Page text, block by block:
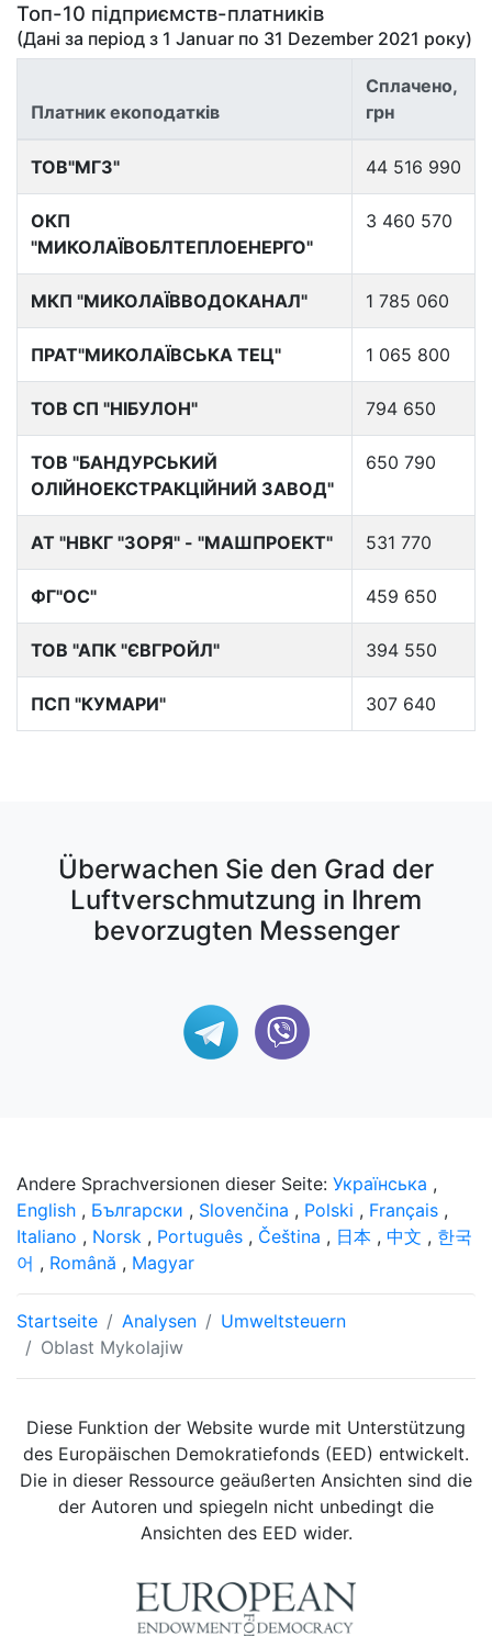
Startseite Analysen
Umweltsteuern
Oblast Mykolajiw
Топ-10 підприємств-платників
(Дані за період з 1 Januar по 31 Dezember 2021 року)
Платник екоподатків
Сплачено,
грн
ТОВ"МГЗ" 44 516 990
ОКП
"МИКОЛАЇВОБЛТЕПЛОЕНЕРГО"
3 460 570
МКП "МИКОЛАЇВВОДОКАНАЛ" 1 785 060
ПРАТ"МИКОЛАЇВСЬКА ТЕЦ" 1 065 800
ТОВ СП "НІБУЛОН" 794 650
ТОВ "БАНДУРСЬКИЙ
ОЛІЙНОЕКСТРАКЦІЙНИЙ ЗАВОД"
650 790
АТ "НВКГ "ЗОРЯ" - "МАШПРОЕКТ" 531 770
ФГ"ОС" 459 650
ТОВ "АПК "ЄВГРОЙЛ" 394 550
ПСП "КУМАРИ" 307 640
Überwachen Sie den Grad der
Luftverschmutzung in Ihrem
bevorzugten Messenger
Andere Sprachversionen dieser Seite: Українська ,
English , Български , Slovenčina , Polski , Français ,
Italiano , Norsk , Português , Čeština , 日本 , 中文 , 한국
어 , Română , Magyar
Diese Funktion der Website wurde mit Unterstützung
des Europäischen Demokratiefonds (EED) entwickelt.
Die in dieser Ressource geäußerten Ansichten sind die
der Autoren und spiegeln nicht unbedingt die
Ansichten des EED wider.